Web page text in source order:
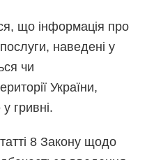
що інформація про
наведені у
чи
України,
гривні.
8 Закону щодо